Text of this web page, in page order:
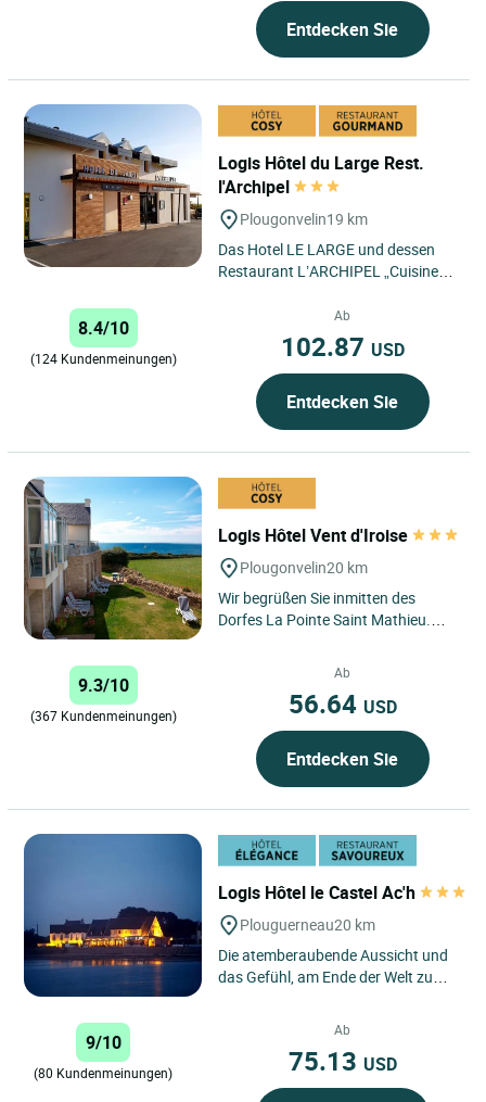
Entdecken Sie
Logis Hôtel du Large Rest.
l'Archipel
Plougonvelin19 km
Das Hotel LE LARGE und dessen
Restaurant L’ARCHIPEL „Cuisine
(traditionelle Küche vom...
8.4/10
(124 Kundenmeinungen)
Ab
102.87 USD
Entdecken Sie
Logis Hôtel Vent d'Iroise
Plougonvelin20 km
Wir begrüßen Sie inmitten des
Dorfes La Pointe Saint Mathieu.
9.3/10
(367 Kundenmeinungen)
Ab
56.64 USD
Entdecken Sie
Logis Hôtel le Castel Ac'h
Plouguerneau20 km
Die atemberaubende Aussicht und
das Gefühl, am Ende der Welt zu
9/10
(80 Kundenmeinungen)
Ab
75.13 USD